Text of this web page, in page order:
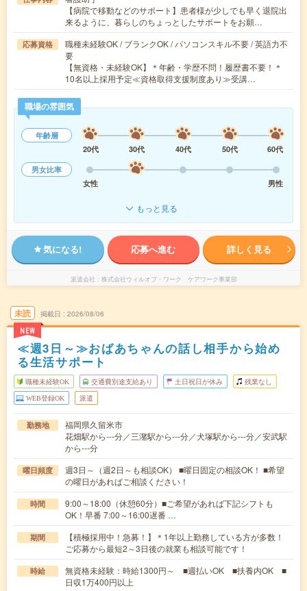
【病院で移動などのサポート】患者様が少しでも早く退院出
来るように、暮らしのちょっとしたサポートをお願…
応募資格
職種未経験OK / ブランクOK / パソコンスキル不要 / 英語力不
要
【無資格・未経験OK】＊年齢・学歴不問！履歴書不要！＊
10名以上採用予定≪資格取得支援制度あり≫受講…
職場の雰囲気
年齢層
20代
30代 40代 50代
60代
男女比率
女性
男性
もっと見る
気になる! 応募へ進む 詳しく見る
派遣会社 株式会社ウィルオブ・ワーク ケアワーク事業部
未読
NEW
掲載日 2026/08/06
≪週3日～≫おばあちゃんの話し相手から始め
る生活サポート
職種未経験OK 交通費別途支給あり 土日祝日が休み 残業なし
WEB登録OK 派遣
勤務地
福岡県久留米市
花畑駅から---分／三潴駅から---分／犬塚駅から---分／安武駅
から---分
曜日頻度
週3日～（週2日～も相談OK） ■曜日固定の相談OK！ ■希望
の曜日があればご相談ください！
時間
9:00～18:00（休憩60分）■ご希望があれば下記シフトも
OK！早番 7:00～16:00遅番 …
期間
【積極採用中！急募！】＊1年以上勤務している方が多数！
ご応募から最短2～3日後の就業も相談可能です！
時給
無資格未経験：時給1300円～ ■週払いOK ■扶養内OK ■
日収1万400円以上